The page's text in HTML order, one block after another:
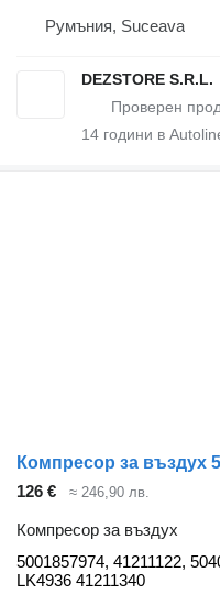
Румъния, Suceava
DEZSTORE S.R.L.
14 години в
126 € ≈ 246,90 лв.
Компресор за въздух
5001857974, 41211122,
LK4936 41211340